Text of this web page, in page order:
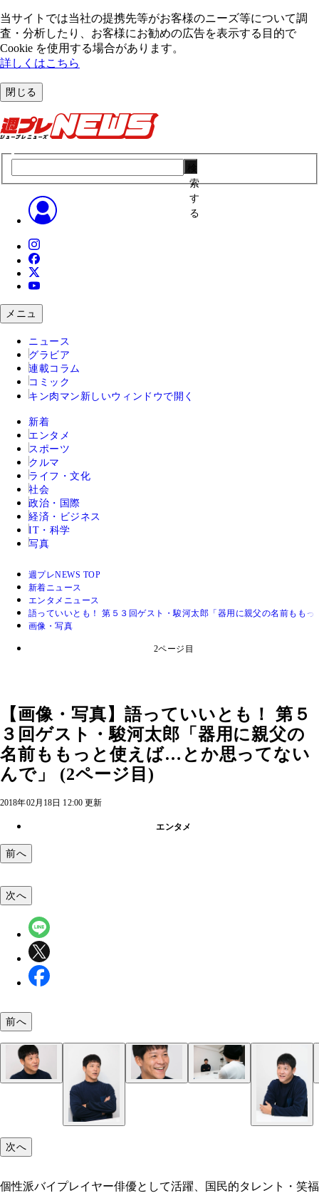
当サイトでは当社の提携先等がお客様のニーズ等について調
査・分析したり、お客様にお勧めの広告を表⽰する⽬的で
Cookie を使⽤する場合があります。
詳しくはこちら
閉じる
索
す
る
メニュ
ニュース
グラビア
連載コラム
コミック
キン肉マン 新しいウィンドウで開く
新着
エンタメ
スポーツ
クルマ
ライフ・文化
社会
政治・国際
経済・ビジネス
IT・科学
写真
週プレNEWS TOP
新着ニュース
エンタメニュース
語っていいとも！ 第５３回ゲスト・駿河太郎「器用に親父の名前もも
画像・写真
2ページ目
【画像・写真】語っていいとも！ 第５
３回ゲスト・駿河太郎「器用に親父の
名前ももっと使えば…とか思ってない
んで」 (2ページ目)
2018年02月18日 12:00 更新
エンタメ
前へ
個性派バイプレイヤー俳優として活躍、国民的タ
ト・笑福亭鶴瓶の息子でもある駿河太郎さん
次へ
前へ
次へ
個性派バイプレイヤー俳優として活躍、国民的タレント・笑福